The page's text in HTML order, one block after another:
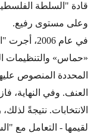
قادة "السلطة
وعلى مستوى رفيع.
في عام
«حماس» والتنظيمات
المحددة المنصوص
العنف. وفي النهاية،
الانتخابات. نتيجةً
لقيمها - التعامل مع